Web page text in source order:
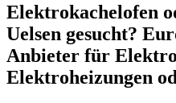
Elektrokachelofen
Uelsen gesucht?
Anbieter für
Elektroheizungen